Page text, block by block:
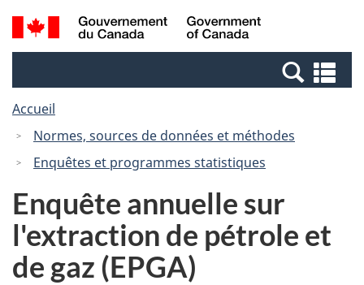
Passer
au
Passer
à
Canada
Recherche
et
et
Accueil
Normes, sources de données et méthodes
Enquêtes et programmes statistiques
Enquête annuelle sur
l'extraction de pétrole et
de gaz (EPGA)